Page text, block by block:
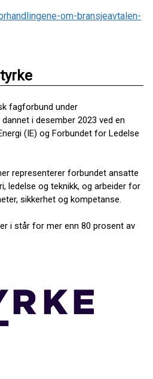
om-bransjeavtalen-
fagforbund under
i desember 2023 ved en
(IE) og Forbundet for Ledelse
representerer forbundet ansatte
ledelse og teknikk, og arbeider for
sikkerhet og kompetanse.
i står for mer enn 80 prosent av